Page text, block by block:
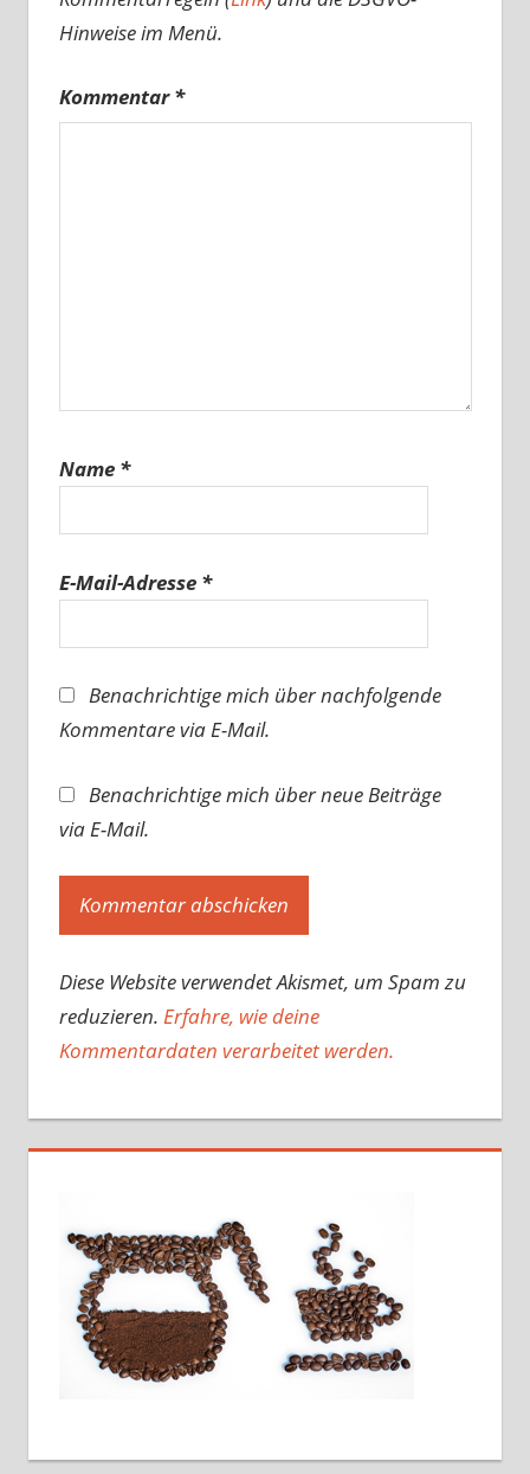
Hinweise im Menü.
Kommentar*
Name *
E-Mail-Adresse *
Benachrichtige mich über nachfolgende
Kommentare via E-Mail.
Benachrichtige mich über neue Beiträge
via E-Mail.
Diese Website verwendet Akismet, um Spam zu
reduzieren. Erfahre, wie deine
Kommentardaten verarbeitet werden.